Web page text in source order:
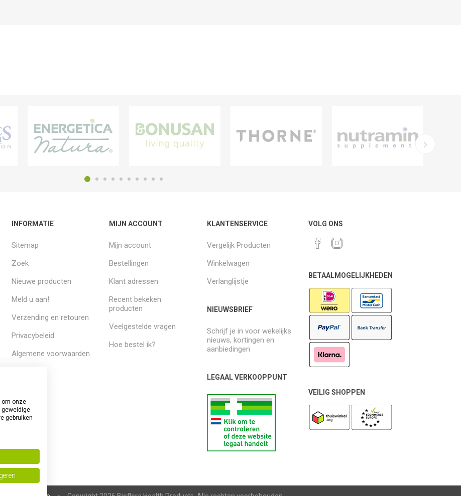
INFORMATIE
Sitemap
Zoek
Nieuwe producten
Meld u aan!
Verzending en retouren
Privacybeleid
Algemene voorwaarden
MIJN ACCOUNT
Mijn account
Bestellingen
Klant adressen
Recent bekeken
producten
Veelgestelde vragen
Hoe bestel ik?
KLANTENSERVICE
Vergelijk Producten
Winkelwagen
Verlanglijstje
NIEUWSBRIEF
Schrijf je in voor wekelijks
nieuws, kortingen en
aanbiedingen
LEGAAL VERKOOPPUNT
VOLG ONS
BETAALMOGELIJKHEDEN
VEILIG SHOPPEN
om onze
geweldige
gebruiken